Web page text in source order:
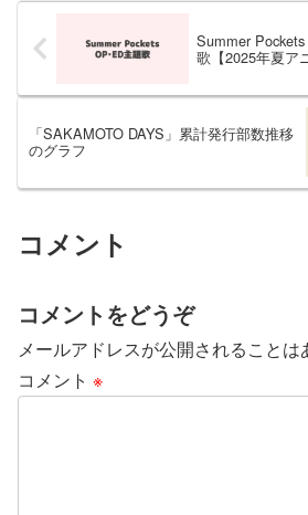
Summer
歌【2025年夏ア
「SAKAMOTO DAYS」累計発行部数推移
のグラフ
コメント
コメントをどうぞ
メールアドレスが公開されることは
コメント ※